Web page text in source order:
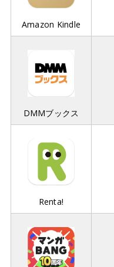
Amazon Kindle
DMMブックス
Renta!